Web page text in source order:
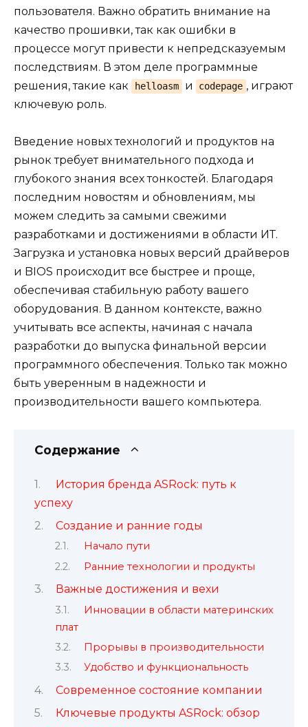
пользователя. Важно обратить внимание на
качество прошивки, так как ошибки в
процессе могут привести к непредсказуемым
последствиям. В этом деле программные
решения, такие как
helloasm и codepage , играют
ключевую роль.
Введение новых технологий и продуктов на
рынок требует внимательного подхода и
глубокого знания всех тонкостей. Благодаря
последним новостям и обновлениям, мы
можем следить за самыми свежими
разработками и достижениями в области ИТ.
Загрузка и установка новых версий драйверов
и BIOS происходит все быстрее и проще,
обеспечивая стабильную работу вашего
оборудования. В данном контексте, важно
учитывать все аспекты, начиная с начала
разработки до выпуска финальной версии
программного обеспечения. Только так можно
быть уверенным в надежности и
производительности вашего компьютера.
Содержание
История бренда ASRock: путь к
успеху
Создание и ранние годы
Начало пути
Ранние технологии и продукты
Важные достижения и вехи
Инновации в области материнских
плат
Прорывы в производительности
Удобство и функциональность
Современное состояние компании
Ключевые продукты ASRock: обзор